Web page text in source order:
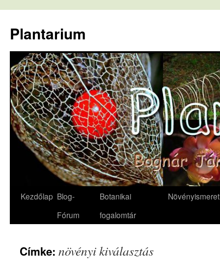
tartalomba
Plantarium
Kezdőlap Blog-
Fórum
Botanikai
fogalomtár
Növényismeret
Címke: növényi kiválasztás